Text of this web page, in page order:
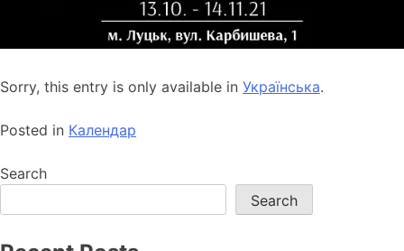
Sorry, this entry is only available in Українська.
Posted in Календар
Search
Search